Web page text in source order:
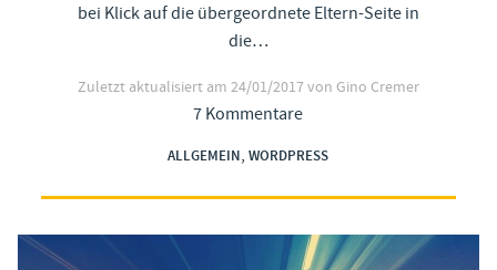
bei Klick auf die übergeordnete Eltern-Seite in
die…
Zuletzt aktualisiert am 24/01/2017von Gino Cremer
7 Kommentare
ALLGEMEIN,WORDPRESS